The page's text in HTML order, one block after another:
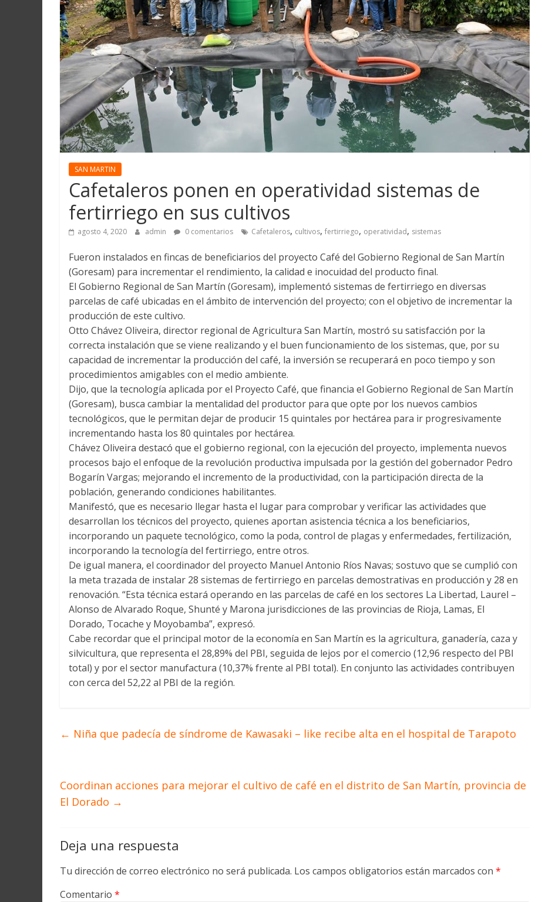
Martín
y
Loreto
SAN MARTIN
Cafetaleros ponen en operatividad sistemas de
fertirriego en sus cultivos
agosto 4, 2020 admin 0 comentarios Cafetaleros, cultivos, fertirriego, operatividad, sistemas
Fueron instalados en fincas de beneficiarios del proyecto Café del Gobierno Regional de San Martín
(Goresam) para incrementar el rendimiento, la calidad e inocuidad del producto final.
El Gobierno Regional de San Martín (Goresam), implementó sistemas de fertirriego en diversas
parcelas de café ubicadas en el ámbito de intervención del proyecto; con el objetivo de incrementar la
producción de este cultivo.
Otto Chávez Oliveira, director regional de Agricultura San Martín, mostró su satisfacción por la
correcta instalación que se viene realizando y el buen funcionamiento de los sistemas, que, por su
capacidad de incrementar la producción del café, la inversión se recuperará en poco tiempo y son
procedimientos amigables con el medio ambiente.
Dijo, que la tecnología aplicada por el Proyecto Café, que financia el Gobierno Regional de San Martín
(Goresam), busca cambiar la mentalidad del productor para que opte por los nuevos cambios
tecnológicos, que le permitan dejar de producir 15 quintales por hectárea para ir progresivamente
incrementando hasta los 80 quintales por hectárea.
Chávez Oliveira destacó que el gobierno regional, con la ejecución del proyecto, implementa nuevos
procesos bajo el enfoque de la revolución productiva impulsada por la gestión del gobernador Pedro
Bogarín Vargas; mejorando el incremento de la productividad, con la participación directa de la
población, generando condiciones habilitantes.
Manifestó, que es necesario llegar hasta el lugar para comprobar y verificar las actividades que
desarrollan los técnicos del proyecto, quienes aportan asistencia técnica a los beneficiarios,
incorporando un paquete tecnológico, como la poda, control de plagas y enfermedades, fertilización,
incorporando la tecnología del fertirriego, entre otros.
De igual manera, el coordinador del proyecto Manuel Antonio Ríos Navas; sostuvo que se cumplió con
la meta trazada de instalar 28 sistemas de fertirriego en parcelas demostrativas en producción y 28 en
renovación. “Esta técnica estará operando en las parcelas de café en los sectores La Libertad, Laurel –
Alonso de Alvarado Roque, Shunté y Marona jurisdicciones de las provincias de Rioja, Lamas, El
Dorado, Tocache y Moyobamba”, expresó.
Cabe recordar que el principal motor de la economía en San Martín es la agricultura, ganadería, caza y
silvicultura, que representa el 28,89% del PBI, seguida de lejos por el comercio (12,96 respecto del PBI
total) y por el sector manufactura (10,37% frente al PBI total). En conjunto las actividades contribuyen
con cerca del 52,22 al PBI de la región.
← Niña que padecía de síndrome de Kawasaki – like recibe alta en el hospital de Tarapoto
Coordinan acciones para mejorar el cultivo de café en el distrito de San Martín, provincia de
El Dorado →
Deja una respuesta
Tu dirección de correo electrónico no será publicada. Los campos obligatorios están marcados con *
Comentario *